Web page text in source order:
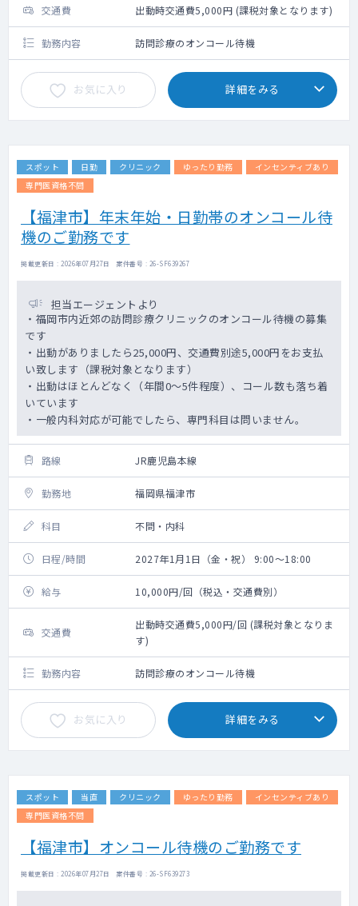
交通費 出動時交通費5,000円 (課税対象となります)
勤務内容 訪問診療のオンコール待機
お気に入り 詳細をみる
スポット 日勤 クリニック ゆったり勤務
インセンティブあり
専門医資格不問
【福津市】年末年始・日勤帯のオンコール待
機のご勤務です
掲載更新日 : 2026年07月27日 案件番号 : 26-SF639267
担当エージェントより
・福岡市内近郊の訪問診療クリニックのオンコール待機の募集
です
・出動がありましたら25,000円、交通費別途5,000円をお支払
い致します（課税対象となります）
・出動はほとんどなく（年間0～5件程度）、コール数も落ち着
いています
・一般内科対応が可能でしたら、専門科目は問いません。
路線 JR鹿児島本線
勤務地 福岡県福津市
科目 不問・内科
日程/時間 2027年1月1日（金・祝） 9:00～18:00
給与 10,000円/回（税込・交通費別）
交通費
出動時交通費5,000円/回 (課税対象となりま
す)
勤務内容 訪問診療のオンコール待機
お気に入り 詳細をみる
スポット 当直 クリニック ゆったり勤務
インセンティブあり
専門医資格不問
【福津市】オンコール待機のご勤務です
掲載更新日 : 2026年07月27日 案件番号 : 26-SF639273